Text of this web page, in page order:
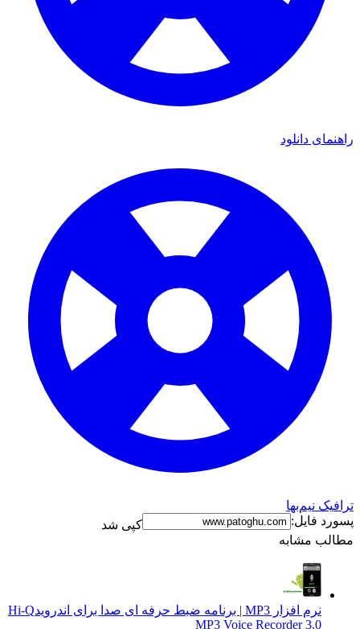
دانلود
نیم‌بها
فایل:
کپی شد
مشابه
نرم افزار MP3 | برنامه ضبط حرفه ای صدا برای اندروید
Hi-Q
MP3 Voice Recorder 3.0